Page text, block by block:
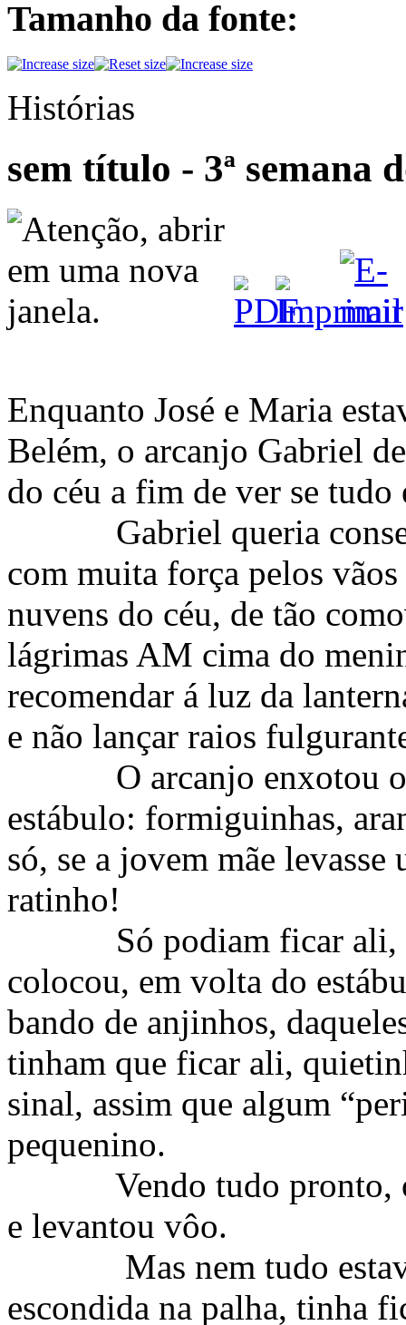
Tamanho da fonte:
Histórias
sem título - 3ª semana
Enquanto José e Maria
Belém, o arcanjo Gabriel
do céu a fim de ver se
Gabriel queria
com muita força pelos
nuvens do céu, de tão
lágrimas AM cima do
recomendar á luz da
e não lançar raios
O arcanjo enxotou
estábulo: formiguinhas,
só, se a jovem mãe
ratinho!
Só podiam ficar
colocou, em volta do
bando de anjinhos,
tinham que ficar ali,
sinal, assim que algum
pequenino.
Vendo tudo pronto,
e levantou vôo.
Mas nem tudo
escondida na palha, tinha